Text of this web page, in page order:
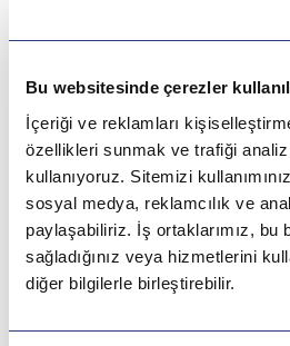
Bu websitesinde çerezler
İçeriği ve reklamları
özellikleri sunmak ve trafiği
kullanıyoruz. Sitemizi
sosyal medya, reklamcılık ve
paylaşabiliriz. İş ortaklarımız, bu
sağladığınız veya hizmetlerini
diğer bilgilerle birleştirebilir.
hava durumu ile ilgili birkaç
ve tıkanan sohbeti
looks like it’s going to rain.’
gibi görünüyor.) gibi
aralayabilirsiniz.
Did you catch the news
haberi duydunuz mu?)
İşte size her yerde genel